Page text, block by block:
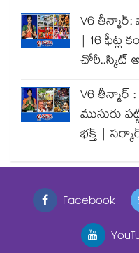
V6 తీన్మార్:
| 16 ఫీట్ల
చోరీ..స్కిట్
V6 తీన్మార్
ముసురు
భక్త్ |
Facebook